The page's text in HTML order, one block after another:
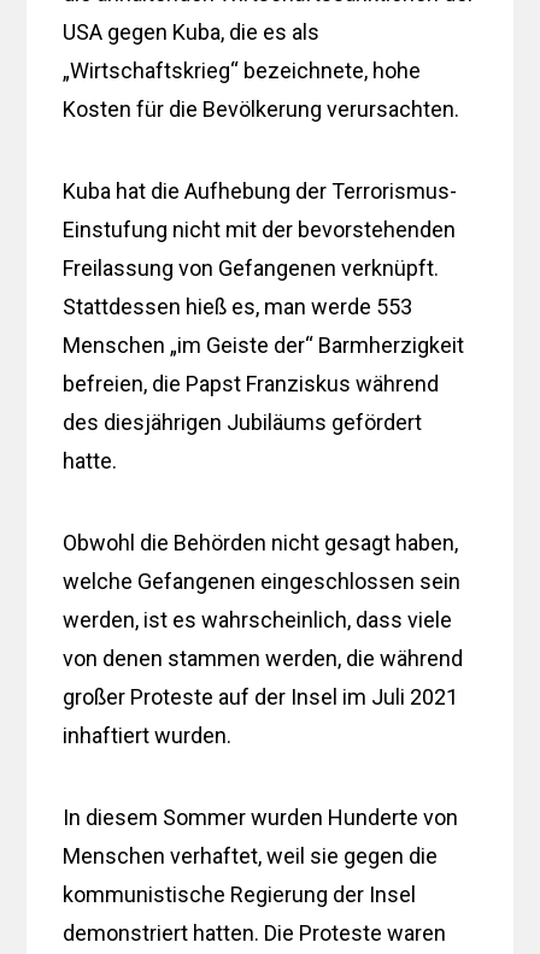
USA gegen Kuba, die es als
„Wirtschaftskrieg“ bezeichnete, hohe
Kosten für die Bevölkerung verursachten.
Kuba hat die Aufhebung der Terrorismus-
Einstufung nicht mit der bevorstehenden
Freilassung von Gefangenen verknüpft.
Stattdessen hieß es, man werde 553
Menschen „im Geiste der“ Barmherzigkeit
befreien, die Papst Franziskus während
des diesjährigen Jubiläums gefördert
hatte.
Obwohl die Behörden nicht gesagt haben,
welche Gefangenen eingeschlossen sein
werden, ist es wahrscheinlich, dass viele
von denen stammen werden, die während
großer Proteste auf der Insel im Juli 2021
inhaftiert wurden.
In diesem Sommer wurden Hunderte von
Menschen verhaftet, weil sie gegen die
kommunistische Regierung der Insel
demonstriert hatten. Die Proteste waren